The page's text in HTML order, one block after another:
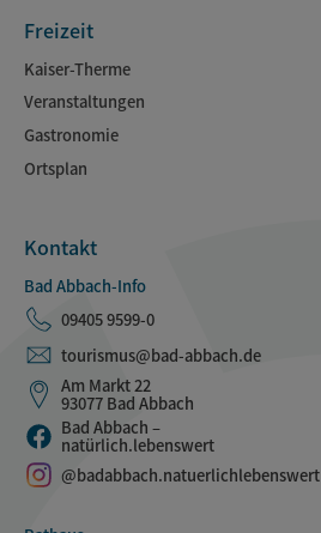
Freizeit
Kaiser-Therme
Veranstaltungen
Gastronomie
Ortsplan
Kontakt
Bad Abbach-Info
09405 9599-0
tourismus@bad-abbach.de
Am Markt 22
93077 Bad Abbach
Bad Abbach –
natürlich.lebenswert
@badabbach.natuerlichlebenswert